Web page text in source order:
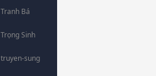
Tranh Bá
Trọng Sinh
truyen-sung